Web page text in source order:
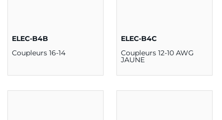
ELEC-B4B
Coupleurs 16-14
ELEC-B4C
Coupleurs 12-10 AWG
JAUNE